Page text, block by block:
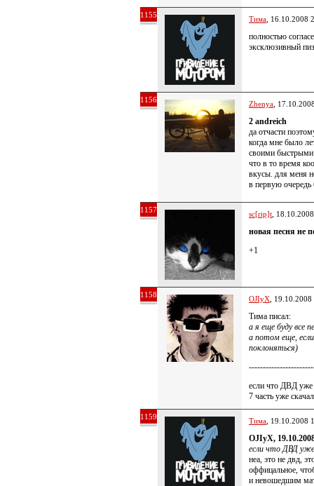
1155 Тима , 16.10.2008
полностью
эксклюзивный
1156 Zhenya ,
2 andreich
да отчасти
когда мне было
своими
что в то время
вкусы. для меня
в первую
1157 sc[rip]t ,
новая песня не
+1
1158 OJIyX ,
Тима писал:
а я еще буду все
а потом еще,
поклоняться)
если что ДВД уже
7 часть уже
1159 Тима , 19.10.2008
OJIyX,
если что ДВД
неа, это не двд,
оффицальное,
и невошедшим